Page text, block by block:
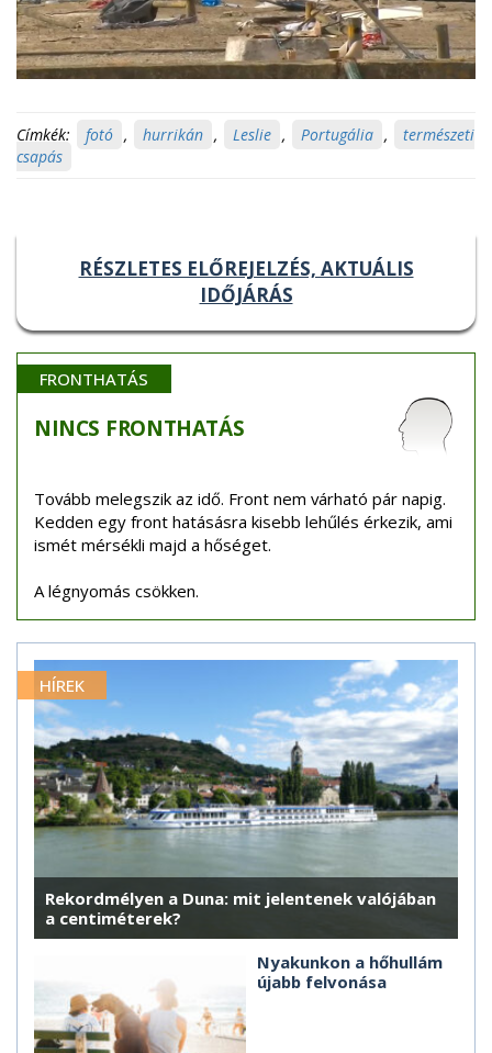
Címkék: fotó , hurrikán , Leslie , Portugália ,
természeti
csapás
RÉSZLETES ELŐREJELZÉS, AKTUÁLIS
IDŐJÁRÁS
FRONTHATÁS
NINCS FRONTHATÁS
Tovább melegszik az idő. Front nem várható pár napig.
Kedden egy front hatásásra kisebb lehűlés érkezik, ami
ismét mérsékli majd a hőséget.
A légnyomás csökken.
HÍREK
Rekordmélyen a Duna: mit jelentenek valójában
a centiméterek?
Nyakunkon a hőhullám
újabb felvonása